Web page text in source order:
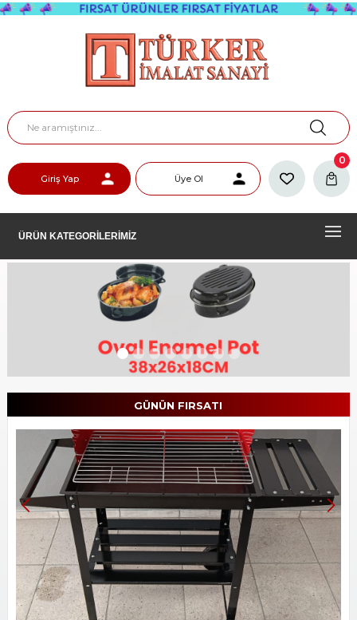
Giriş Yap Üye Ol
0
ÜRÜN KATEGORİLERİMİZ
GÜNÜN FIRSATI